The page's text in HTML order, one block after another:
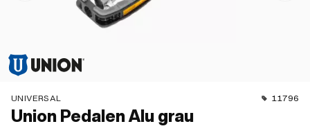
UNIVERSAL 11796
Union Pedalen Alu grau